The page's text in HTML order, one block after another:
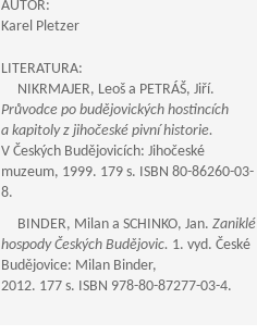
AUTOR:
Karel Pletzer
LITERATURA:
NIKRMAJER, Leoš a PETRÁŠ, Jiří.
Průvodce po budějovických hostincích
a kapitoly z jihočeské pivní historie.
V Českých Budějovicích: Jihočeské
muzeum, 1999. 179 s. ISBN 80-86260-03-
8.
BINDER, Milan a SCHINKO, Jan. Zaniklé
hospody Českých Budějovic. 1. vyd. České
Budějovice: Milan Binder,
2012. 177 s. ISBN 978-80-87277-03-4.